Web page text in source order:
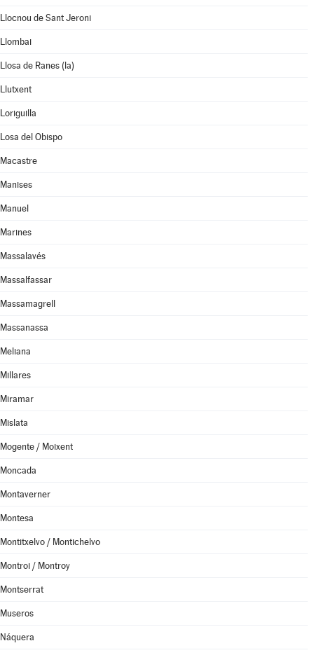
Llocnou de Sant Jeroni
Llombai
Llosa de Ranes (la)
Llutxent
Loriguilla
Losa del Obispo
Macastre
Manises
Manuel
Marines
Massalavés
Massalfassar
Massamagrell
Massanassa
Meliana
Millares
Miramar
Mislata
Mogente / Moixent
Moncada
Montaverner
Montesa
Montitxelvo / Montichelvo
Montroi / Montroy
Montserrat
Museros
Náquera